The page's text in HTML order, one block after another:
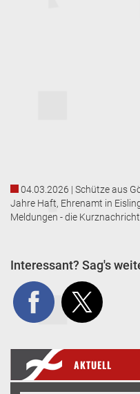
04.03.2026 | Schütze aus
Jahre Haft, Ehrenamt in
Meldungen - die
Interessant? Sag's
AKTUELL